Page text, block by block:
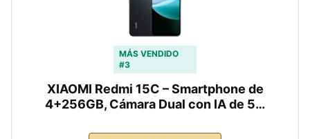
MÁS VENDIDO
#3
XIAOMI Redmi 15C – Smartphone de
4+256GB, Cámara Dual con IA de 5…